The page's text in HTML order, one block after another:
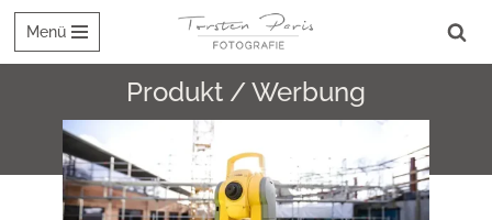
Zum
Menü
Produkt / Werbung